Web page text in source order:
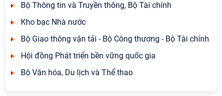
Bộ Thông tin và Truyền thông, Bộ Tài chính
Kho bạc Nhà nước
Bộ Giao thông vận tải - Bộ Công thương - Bộ Tài chính
Hội đồng Phát triển bền vững quốc gia
Bộ Văn hóa, Du lịch và Thể thao